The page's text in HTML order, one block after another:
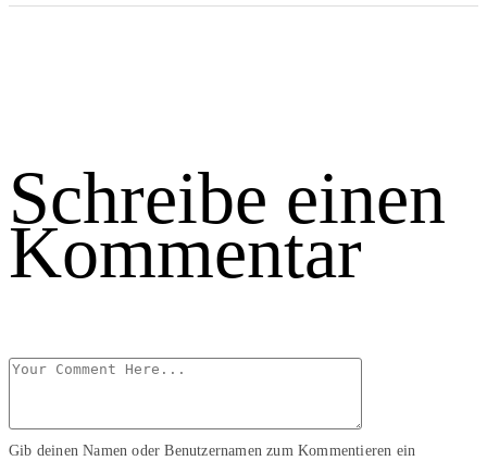
Schreibe einen
Kommentar
Gib deinen Namen oder Benutzernamen zum Kommentieren ein